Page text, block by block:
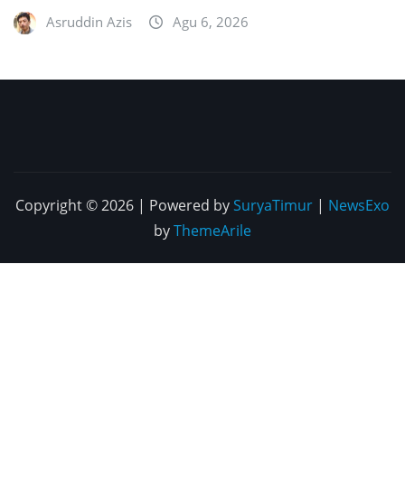
Asruddin Azis Agu 6, 2026
Copyright © 2026 | Powered bySuryaTimur | NewsExo
byThemeArile